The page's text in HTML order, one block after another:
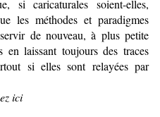
si caricaturales soient-elles,
les méthodes et paradigmes
de nouveau, à plus petite
en laissant toujours des traces
si elles sont relayées par
ici